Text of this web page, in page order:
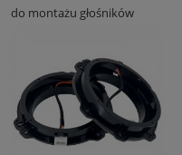
do montażu głośników